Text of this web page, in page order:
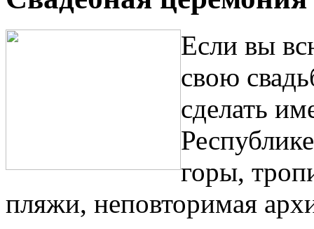
Если вы
свою
сделать
горы,
пляжи, неповторимая